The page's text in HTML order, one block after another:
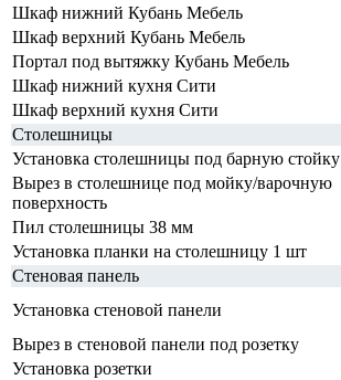
Шкаф нижний Кубань Мебель
Шкаф верхний Кубань Мебель
Портал под вытяжку Кубань Мебель
Шкаф нижний кухня Сити
Шкаф верхний кухня Сити
Столешницы
Установка столешницы под барную стойку
Вырез в столешнице под мойку/варочную
поверхность
Пил столешницы 38 мм
Установка планки на столешницу 1 шт
Стеновая панель
Установка стеновой панели
Вырез в стеновой панели под розетку
Установка розетки